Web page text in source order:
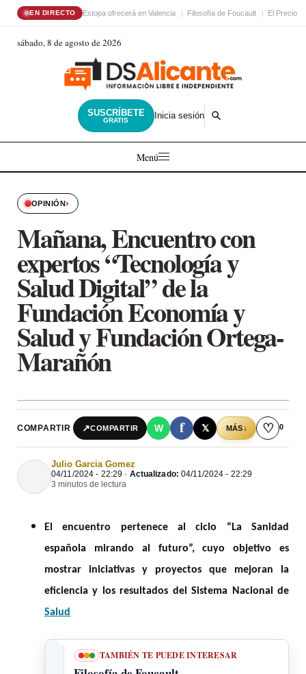
EN DIRECTO Estopa ofrecerá en Valencia Filosofía de Foucault El Precio
sábado, 8 de agosto de 2026
SUSCRÍBETE
GRATIS Inicia sesión
Menú
OPINIÓN›
Mañana, Encuentro con
expertos “Tecnología y
Salud Digital” de la
Fundación Economía y
Salud y Fundación Ortega-
Marañón
COMPARTIR ↗COMPARTIR W f 𝕏 MÁS↓ ♡ 0
Julio Garcia Gomez
04/11/2024 - 22:29 · Actualizado: 04/11/2024 - 22:29
3 minutos de lectura
El encuentro pertenece al ciclo “La Sanidad
española mirando al futuro”, cuyo objetivo es
mostrar iniciativas y proyectos que mejoran la
eficiencia y los resultados del Sistema Nacional de
Salud
TAMBIÉN TE PUEDE INTERESAR